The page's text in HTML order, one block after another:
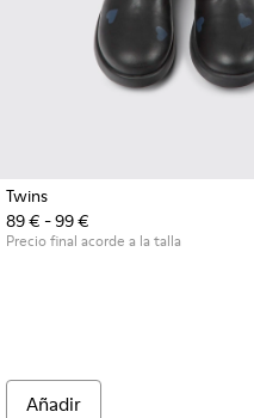
piel para niños
004
Twins
89 € - 99 €
Precio final acorde a la talla
Añadir